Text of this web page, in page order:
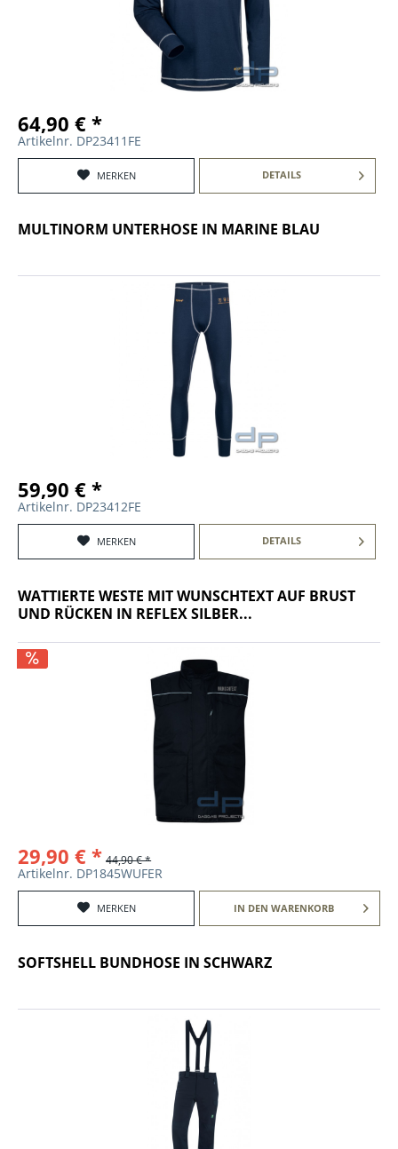
64,90 € *
Artikelnr. DP23411FE
MERKEN DETAILS
MULTINORM UNTERHOSE IN MARINE BLAU
59,90 € *
Artikelnr. DP23412FE
MERKEN DETAILS
WATTIERTE WESTE MIT WUNSCHTEXT AUF BRUST
UND RÜCKEN IN REFLEX SILBER...
29,90 € * 44,90 € *
Artikelnr. DP1845WUFER
MERKEN IN DEN WARENKORB
SOFTSHELL BUNDHOSE IN SCHWARZ